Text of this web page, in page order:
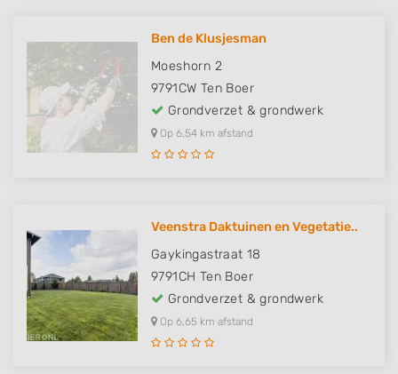
Ben de Klusjesman
Moeshorn 2
9791CW Ten Boer
Grondverzet & grondwerk
Op 6,54 km afstand
Veenstra Daktuinen en Vegetatie..
Gaykingastraat 18
9791CH Ten Boer
Grondverzet & grondwerk
Op 6,65 km afstand